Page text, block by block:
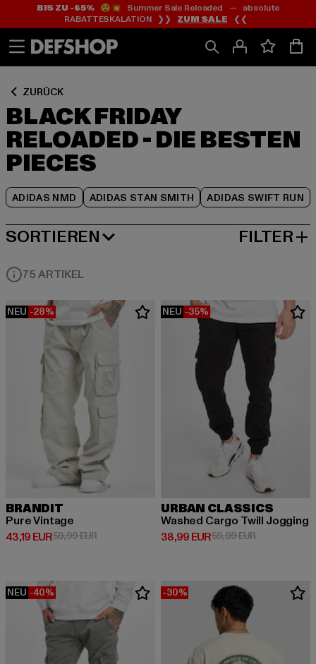
Zum
Inhalt
springen
Zum
Fußzeile
springen
BIS ZU -65%😲💥 Summer Sale Reloaded — absolute
RABATTESKALATION ❯❯ ZUM SALE ❮❮
ZURÜCK
BLACK FRIDAY
RELOADED - DIE BESTEN
PIECES
ADIDAS NMD ADIDAS STAN SMITH ADIDAS SWIFT RUN
Zum
Produktraster
springen
SORTIEREN
BELIEBTESTE FILTER
75 ARTIKEL
NEU -28%
BRANDIT
Pure Vintage
43,19 EUR
Derzeitiger Preis: 43,19 EUR
59,99 EURAktionspreis: 59,99 EUR
NEU -35%
URBAN CLASSICS
Washed Cargo Twill Jogging
38,99 EUR
Derzeitiger Preis: 38,99 EUR
59,99 EURAktionspreis:
NEU -40% -30%